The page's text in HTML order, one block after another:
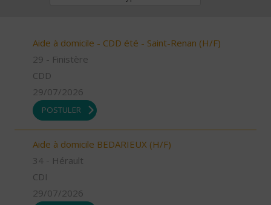
Aide à domicile - CDD été - Saint-Renan (H/F)
29 - Finistère
CDD
29/07/2026
POSTULER
Aide à domicile BEDARIEUX (H/F)
34 - Hérault
CDI
29/07/2026